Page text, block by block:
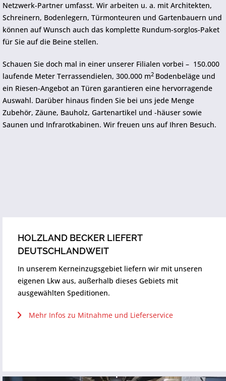
Netzwerk-Partner umfasst. Wir arbeiten u. a. mit Architekten,
Schreinern, Bodenlegern, Türmonteuren und Gartenbauern und
können auf Wunsch auch das komplette Rundum-sorglos-Paket
für Sie auf die Beine stellen.
Schauen Sie doch mal in einer unserer Filialen vorbei – 150.000
laufende Meter Terrassendielen, 300.000 m2 Bodenbeläge und
ein Riesen-Angebot an Türen garantieren eine hervorragende
Auswahl. Darüber hinaus finden Sie bei uns jede Menge
Zubehör, Zäune, Bauholz, Gartenartikel und -häuser sowie
Saunen und Infrarotkabinen. Wir freuen uns auf Ihren Besuch.
HOLZLAND BECKER LIEFERT
DEUTSCHLANDWEIT
In unserem Kerneinzugsgebiet liefern wir mit unseren
eigenen Lkw aus, außerhalb dieses Gebiets mit
ausgewählten Speditionen.
Mehr Infos zu Mitnahme und Lieferservice